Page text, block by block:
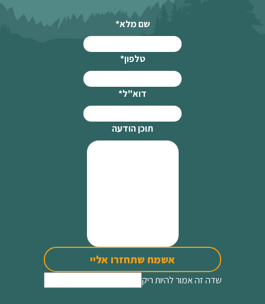
שם מלא*
טלפון*
דוא"ל*
תוכן הודעה
אשמח שתחזרו אליי
שדה זה אמור להיות ריק